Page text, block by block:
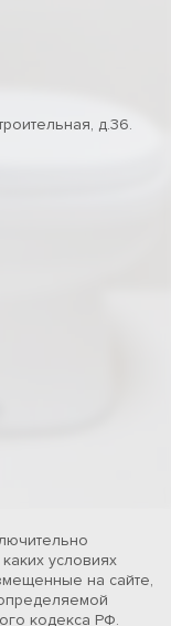
д.36.
условиях
на сайте,
кодекса РФ.